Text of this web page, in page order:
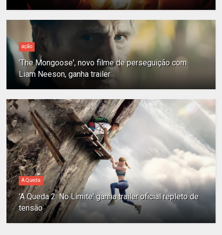
ação
'The Mongoose', novo filme de perseguição com
Liam Neeson, ganha trailer
A Queda
'A Queda 2: No Limite' ganha trailer oficial repleto de
tensão